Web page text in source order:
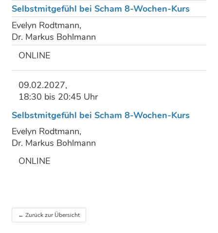
Selbstmitgefühl bei Scham 8-Wochen-Kurs
Evelyn Rodtmann,
Dr. Markus Bohlmann
ONLINE
09.02.2027,
18:30 bis 20:45 Uhr
Selbstmitgefühl bei Scham 8-Wochen-Kurs
Evelyn Rodtmann,
Dr. Markus Bohlmann
ONLINE
← Zurück zur Übersicht